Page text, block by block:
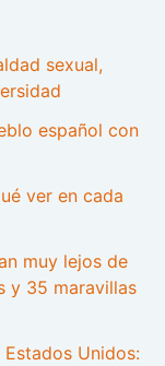
sexual,
español con
ver en cada
muy lejos de
y 35 maravillas
Unidos: